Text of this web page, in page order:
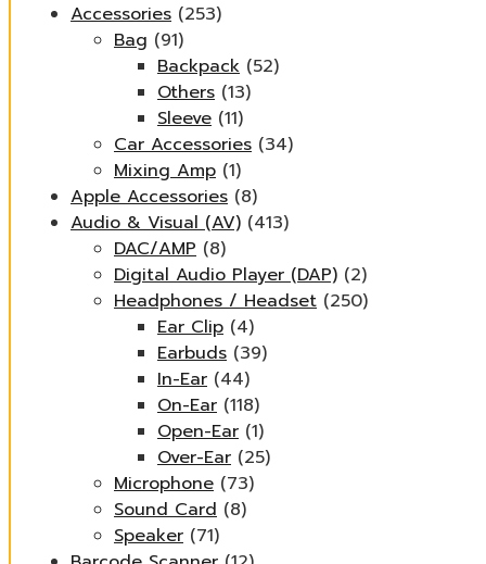
Accessories (253)
Bag (91)
Backpack (52)
Others (13)
Sleeve (11)
Car Accessories (34)
Mixing Amp (1)
Apple Accessories (8)
Audio & Visual (AV) (413)
DAC/AMP (8)
Digital Audio Player (DAP) (2)
Headphones / Headset (250)
Ear Clip (4)
Earbuds (39)
In-Ear (44)
On-Ear (118)
Open-Ear (1)
Over-Ear (25)
Microphone (73)
Sound Card (8)
Speaker (71)